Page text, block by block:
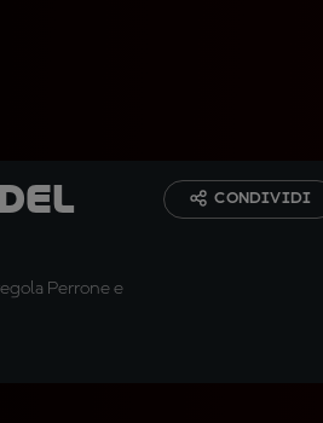
Perrone e
CONDIVIDI